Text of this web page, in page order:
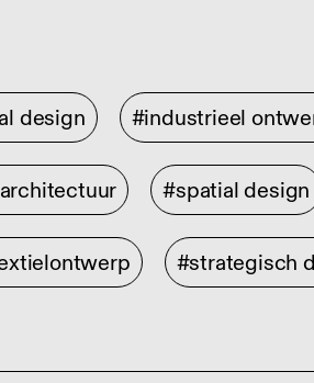
design #industrieel
#spatial design
#strategisch